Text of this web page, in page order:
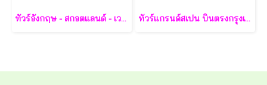
ทัวร์อังกฤษ - สกอตแลนด์ - เวลส์ 10 วัน - TG ทัวร์แกรนด์สเปน บินตรงกรุงเทพ - มาดริด 8 วัน 5 คืน - E9